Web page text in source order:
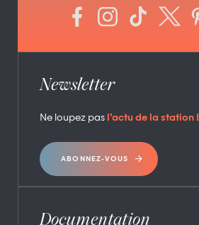
Newsletter
Ne loupez pas l’actu de la station !
ABONNEZ-VOUS
Documentation